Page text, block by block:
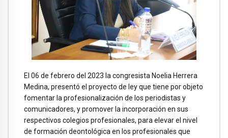
El 06 de febrero del 2023 la congresista Noelia Herrera
Medina, presentó el proyecto de ley que tiene por objeto
fomentar la profesionalización de los periodistas y
comunicadores, y promover la incorporación en sus
respectivos colegios profesionales, para elevar el nivel
de formación deontológica en los profesionales que